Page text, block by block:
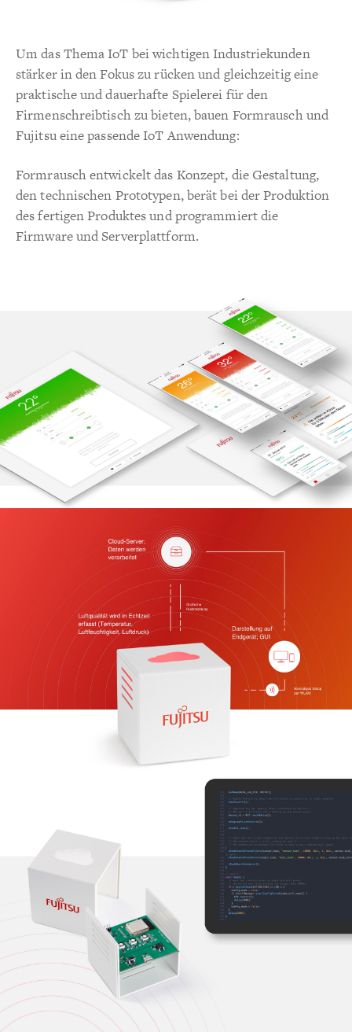
Um das Thema IoT bei wichtigen Industriekunden
stärker in den Fokus zu rücken und gleichzeitig eine
praktische und dauerhafte Spielerei für den
Firmenschreibtisch zu bieten, bauen Formrausch und
Fujitsu eine passende IoT Anwendung:
Formrausch entwickelt das Konzept, die Gestaltung,
den technischen Prototypen, berät bei der Produktion
des fertigen Produktes und programmiert die
Firmware und Serverplattform.